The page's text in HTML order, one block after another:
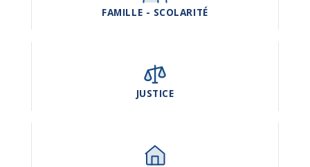
FAMILLE - SCOLARITÉ
JUSTICE